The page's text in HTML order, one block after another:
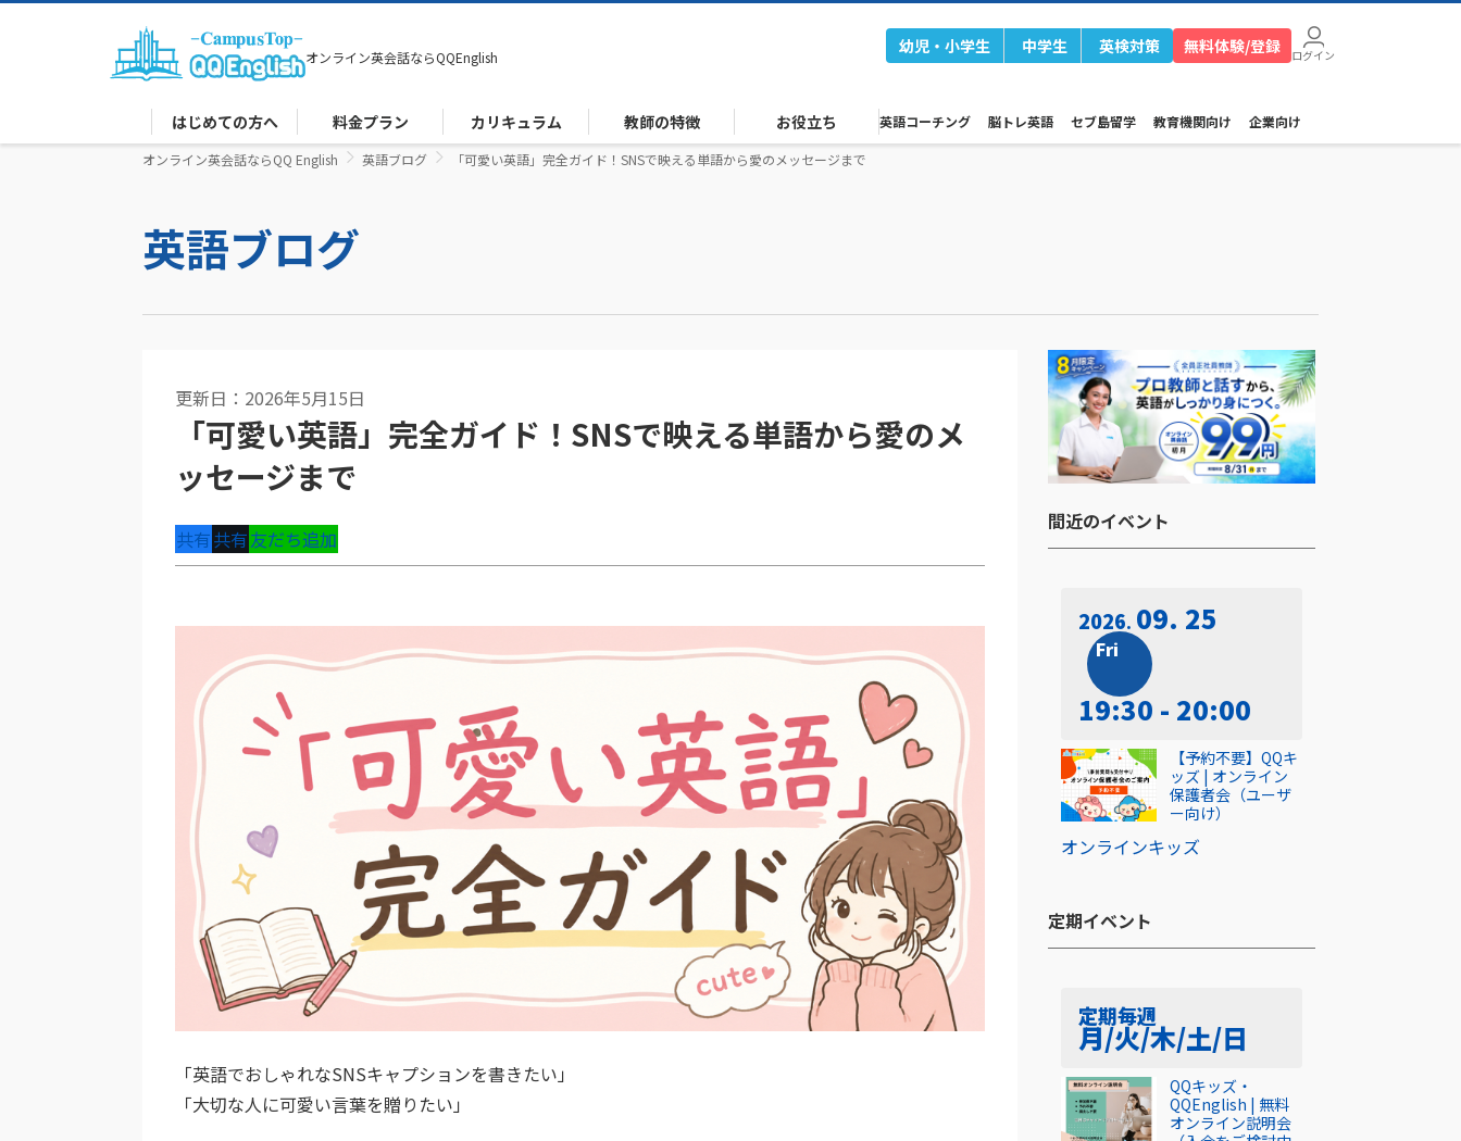
オンライン英会話ならQQEnglish
幼児・小学生 中学生 英検対策 無料体験/登録 ログイン
はじめての方へ 料金プラン カリキュラム 教師の特徴 お役立ち 英語コーチング 脳トレ英語 セブ島留学 教育機関向け 企業向け
オンライン英会話ならQQ English 英語ブログ 「可愛い英語」完全ガイド！SNSで映える単語から愛のメッセージまで
英語ブログ
更新日：2026年5月15日
「可愛い英語」完全ガイド！SNSで映える単語から愛のメ
ッセージまで
共有共有友だち追加
「英語でおしゃれなSNSキャプションを書きたい」
「大切な人に可愛い言葉を贈りたい」
間近のイベント​
2026 09. 25
Fri
19:30 - 20:00
オンラインキッズ
【予約不要】QQキ
ッズ | オンライン
保護者会（ユーザ
ー向け）
定期イベント​
定期毎週
月/火/木/土/日
QQキッズ・
QQEnglish | 無料
オンライン説明会